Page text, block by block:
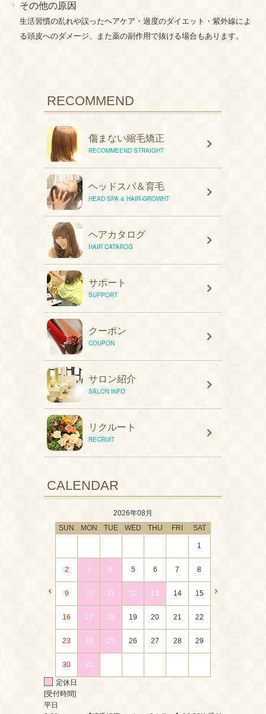
その他の原因
生活習慣の乱れや誤ったヘアケア・過度のダイエット・紫外線によ
る頭皮へのダメージ、また薬の副作用で抜ける場合もあります。
RECOMMEND
傷まない縮毛矯正
RECOMMEEND STRAIGHT
ヘッドスパ＆育毛
HEAD SPA & HAIR-GROWHT
ヘアカタログ
HAIR CATAROG
サポート
SUPPORT
クーポン
COUPON
サロン紹介
SALON INFO
リクルート
RECRUIT
CALENDAR
2026年08月
SUN
MON TUE WED THU FRI SAT
1
2 3 4 5 6 7 8
9 10 11 12 13 14 15
16 17 18 19 20 21 22
23 24 25 26 27 28 29
30 31
定休日
[受付時間]
平日